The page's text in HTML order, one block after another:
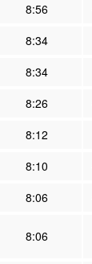
8:56
8:34
8:34
8:26
8:12
8:10
8:06
8:06